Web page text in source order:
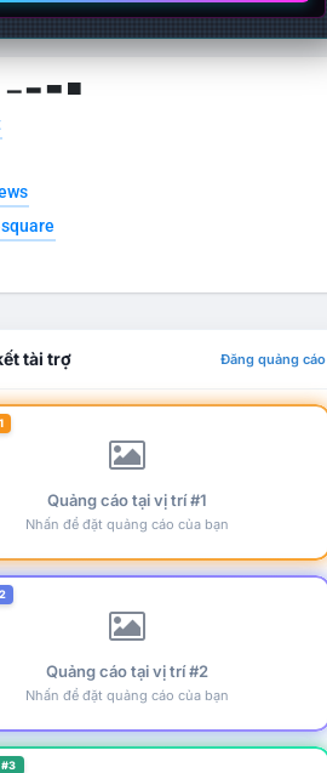
▁ ▂ ▃ ▄
tài trợ Đăng quảng cáo
Quảng cáo tại vị trí #1
Nhấn để đặt quảng cáo của bạn
Quảng cáo tại vị trí #2
Nhấn để đặt quảng cáo của bạn